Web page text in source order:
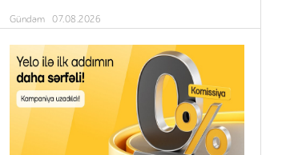
Gündəm 07.08.2026